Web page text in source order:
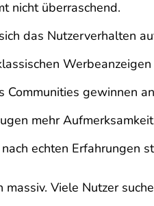
nicht überraschend.
das Nutzerverhalten
Communities gewinnen
mehr
echten Erfahrungen
Viele Nutzer